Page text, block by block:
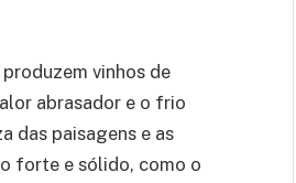
vinhos de
abrasador e o frio
das paisagens e as
forte e sólido, como o